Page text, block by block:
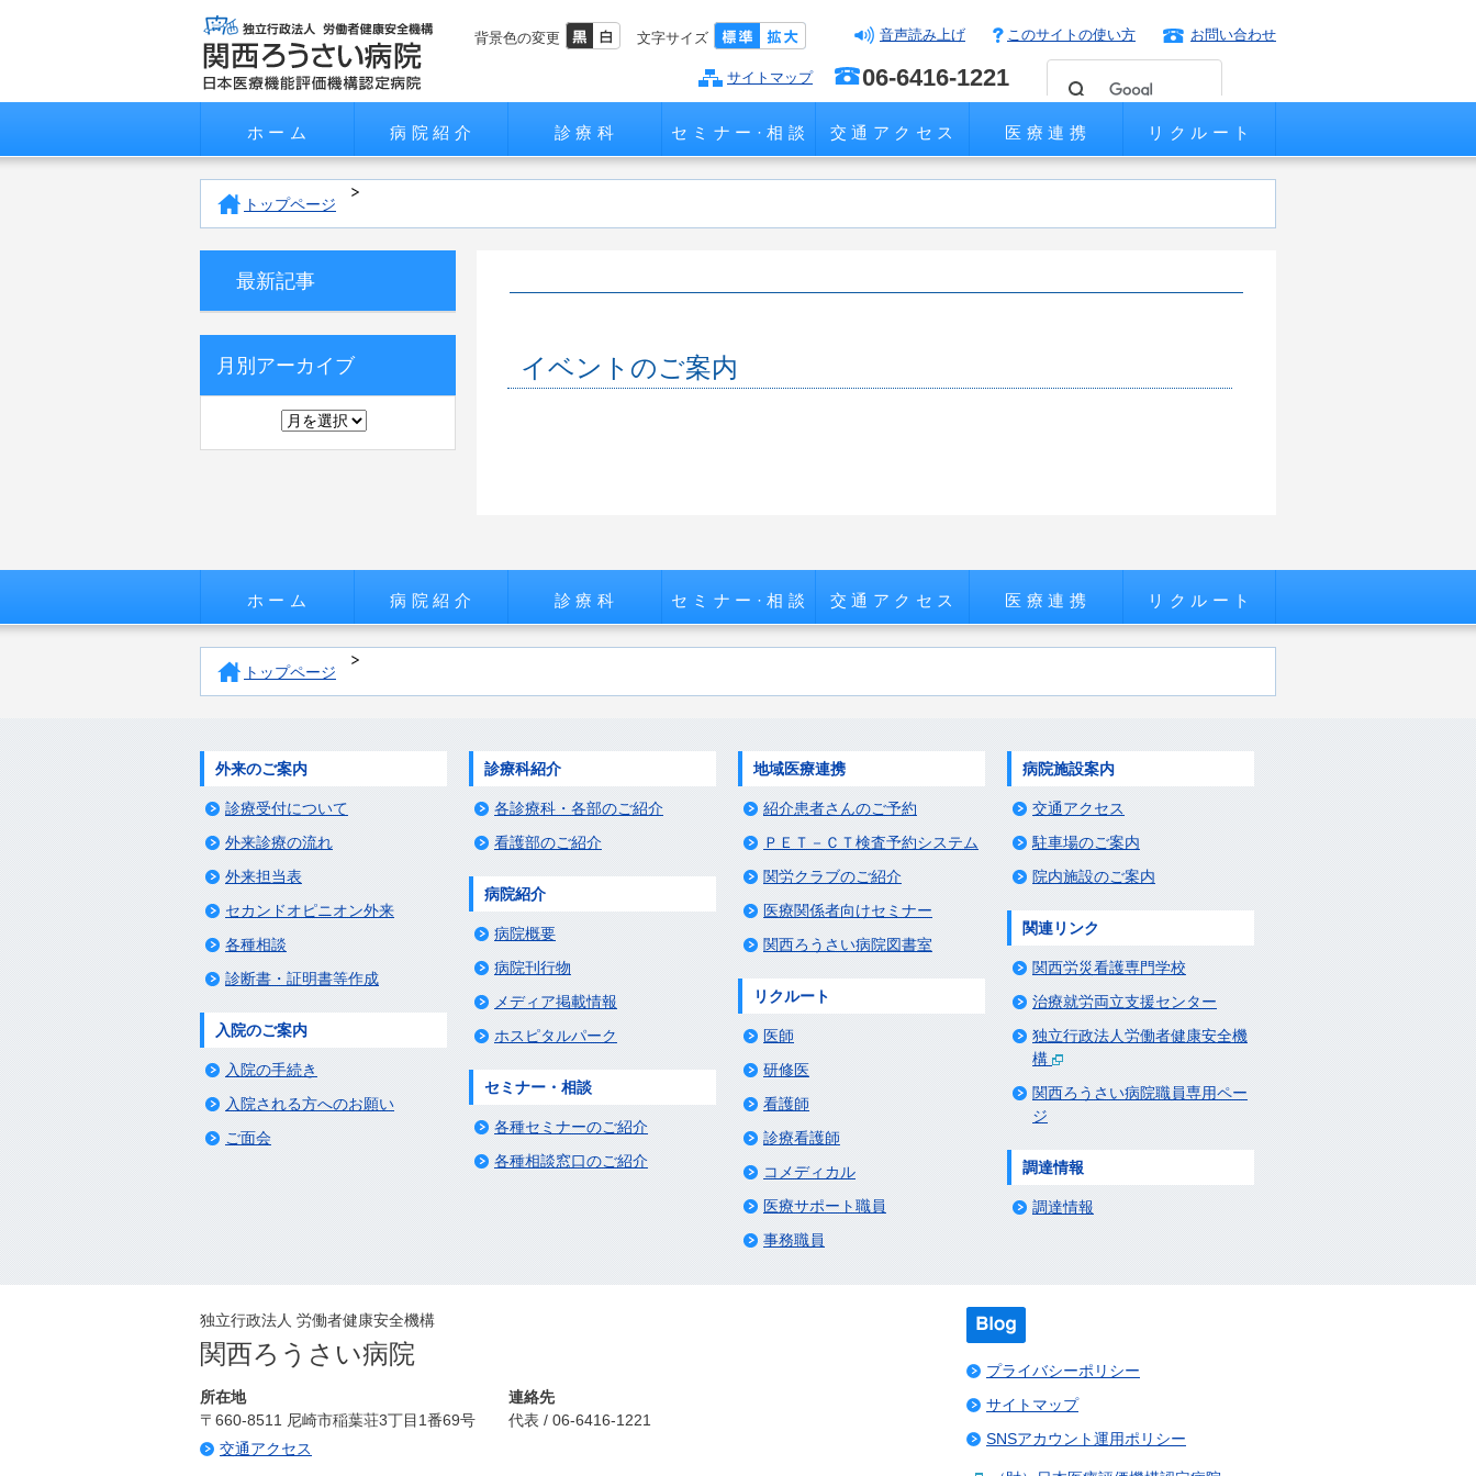
背景色の変更 文字サイズ 音声読み上げ このサイトの使い方 お問い合わせ
サイトマップ 06-6416-1221
ホーム 病院紹介 診療科 セミナー·相談 交通アクセス 医療連携 リクルート
トップページ
イベントのご案内
最新記事
月別アーカイブ
ホーム 病院紹介 診療科 セミナー·相談 交通アクセス 医療連携 リクルート
トップページ
外来のご案内
診療受付について
外来診療の流れ
外来担当表
セカンドオピニオン外来
各種相談
診断書・証明書等作成
入院のご案内
入院の手続き
入院される方へのお願い
ご面会
診療科紹介
各診療科・各部のご紹介
看護部のご紹介
病院紹介
病院概要
病院刊行物
メディア掲載情報
ホスピタルパーク
セミナー・相談
各種セミナーのご紹介
各種相談窓口のご紹介
地域医療連携
紹介患者さんのご予約
ＰＥＴ－ＣＴ検査予約システム
関労クラブのご紹介
医療関係者向けセミナー
関西ろうさい病院図書室
リクルート
医師
研修医
看護師
診療看護師
コメディカル
医療サポート職員
事務職員
病院施設案内
交通アクセス
駐車場のご案内
院内施設のご案内
関連リンク
関西労災看護専門学校
治療就労両立支援センター
独立行政法人労働者健康安全機
構
関西ろうさい病院職員専用ペー
ジ
調達情報
調達情報
独立行政法人 労働者健康安全機構
関西ろうさい病院
所在地
〒660-8511 尼崎市稲葉荘3丁目1番69号
交通アクセス
連絡先
代表 / 06-6416-1221
プライバシーポリシー
サイトマップ
SNSアカウント運用ポリシー